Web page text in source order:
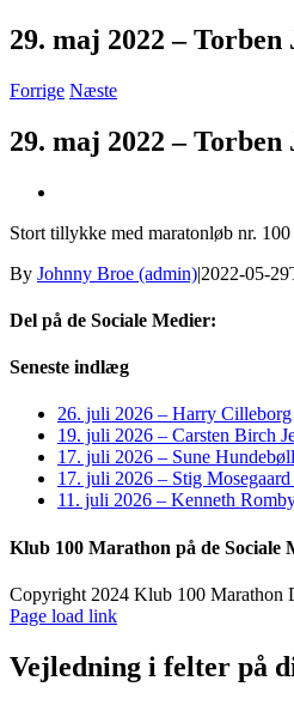
29. maj 2022 – Torben
Forrige Næste
29. maj 2022 – Torben
billede
Stort tillykke med maratonløb nr. 100
By Johnny Broe (admin)|2022-05-
Del på de Sociale Medier:
Facebook
X
LinkedIn
Pinterest
E-
Seneste indlæg
26. juli 2026 – Harry Cilleborg
19. juli 2026 – Carsten Birch
17. juli 2026 – Sune Hundebøll
17. juli 2026 – Stig Mosegaard
11. juli 2026 – Kenneth
Klub 100 Marathon på de Sociale
Copyright 2024 Klub 100 Marathon
Page load link
Vejledning i felter på